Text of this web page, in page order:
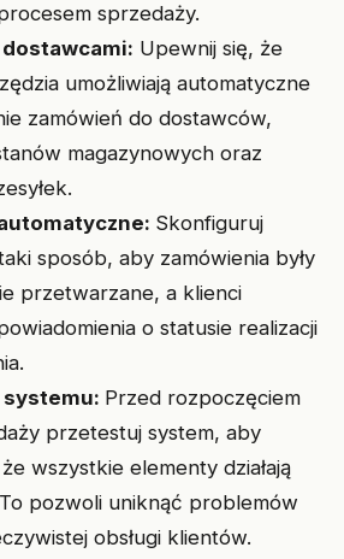
sprzedaży.
Upewnij się, że
umożliwiają automatyczne
zamówień do dostawców,
magazynowych oraz
Skonfiguruj
sposób, aby zamówienia były
przetwarzane, a klienci
o statusie realizacji
Przed rozpoczęciem
przetestuj system, aby
wszystkie elementy działają
pozwoli uniknąć problemów
obsługi klientów.